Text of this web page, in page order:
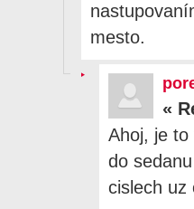
mesto.
«
Ahoj, je
do
cislech uz